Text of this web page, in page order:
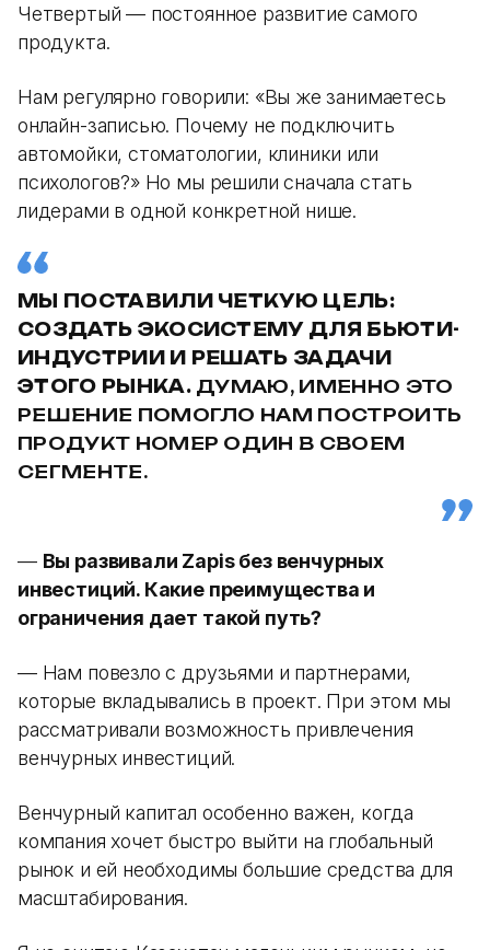
Четвертый — постоянное развитие самого
продукта.
Нам регулярно говорили: «Вы же занимаетесь
онлайн-записью. Почему не подключить
автомойки, стоматологии, клиники или
психологов?» Но мы решили сначала стать
лидерами в одной конкретной нише.
МЫ ПОСТАВИЛИ ЧЕТКУЮ ЦЕЛЬ:
СОЗДАТЬ ЭКОСИСТЕМУ ДЛЯ БЬЮТИ-
ИНДУСТРИИ И РЕШАТЬ ЗАДАЧИ
ЭТОГО РЫНКА. ДУМАЮ, ИМЕННО ЭТО
РЕШЕНИЕ ПОМОГЛО НАМ ПОСТРОИТЬ
ПРОДУКТ НОМЕР ОДИН В СВОЕМ
СЕГМЕНТЕ.
— Вы развивали Zapis без венчурных
инвестиций. Какие преимущества и
ограничения дает такой путь?
— Нам повезло с друзьями и партнерами,
которые вкладывались в проект. При этом мы
рассматривали возможность привлечения
венчурных инвестиций.
Венчурный капитал особенно важен, когда
компания хочет быстро выйти на глобальный
рынок и ей необходимы большие средства для
масштабирования.